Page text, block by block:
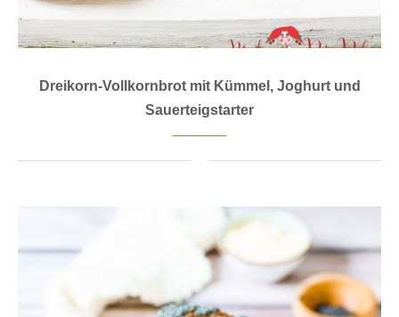
Dreikorn-Vollkornbrot mit Kümmel, Joghurt und
Sauerteigstarter